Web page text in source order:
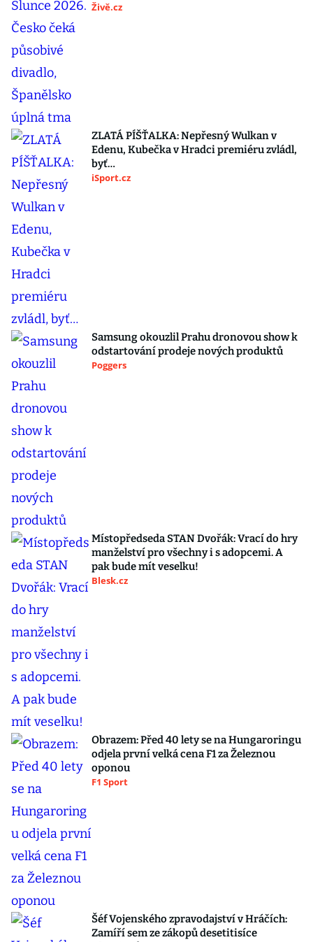
Živě.cz
ZLATÁ PÍŠŤALKA: Nepřesný Wulkan v
Edenu, Kubečka v Hradci premiéru zvládl,
byť…
iSport.cz
Samsung okouzlil Prahu dronovou show k
odstartování prodeje nových produktů
Poggers
Místopředseda STAN Dvořák: Vrací do hry
manželství pro všechny i s adopcemi. A
pak bude mít veselku!
Blesk.cz
Obrazem: Před 40 lety se na Hungaroringu
odjela první velká cena F1 za Železnou
oponou
F1 Sport
Šéf Vojenského zpravodajství v Hráčích:
Zamíří sem ze zákopů desetitisíce